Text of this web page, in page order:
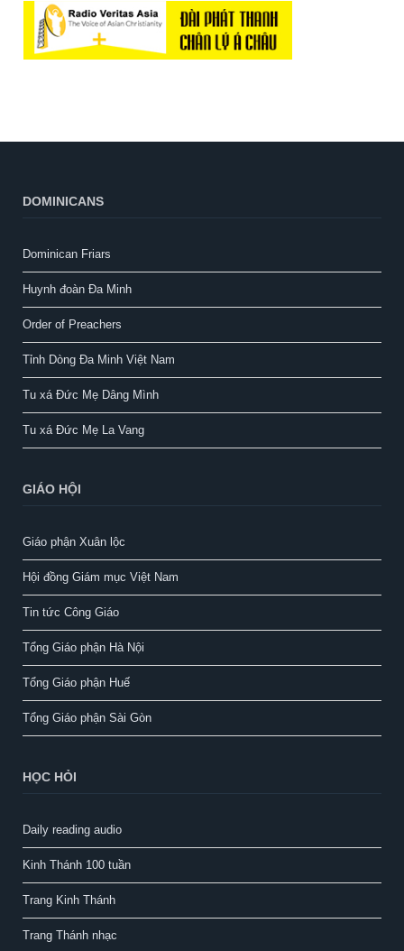
DOMINICANS
Dominican Friars
Huynh đoàn Đa Minh
Order of Preachers
Tỉnh Dòng Đa Minh Việt Nam
Tu xá Đức Mẹ Dâng Mình
Tu xá Đức Mẹ La Vang
GIÁO HỘI
Giáo phận Xuân lộc
Hội đồng Giám mục Việt Nam
Tin tức Công Giáo
Tổng Giáo phận Hà Nội
Tổng Giáo phận Huế
Tổng Giáo phận Sài Gòn
HỌC HỎI
Daily reading audio
Kinh Thánh 100 tuần
Trang Kinh Thánh
Trang Thánh nhạc